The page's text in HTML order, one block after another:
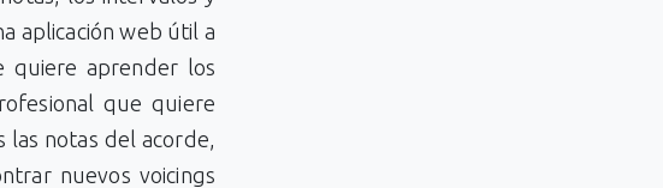
aplicación web útil a
quiere aprender los
que quiere
las notas del acorde,
nuevos voicings